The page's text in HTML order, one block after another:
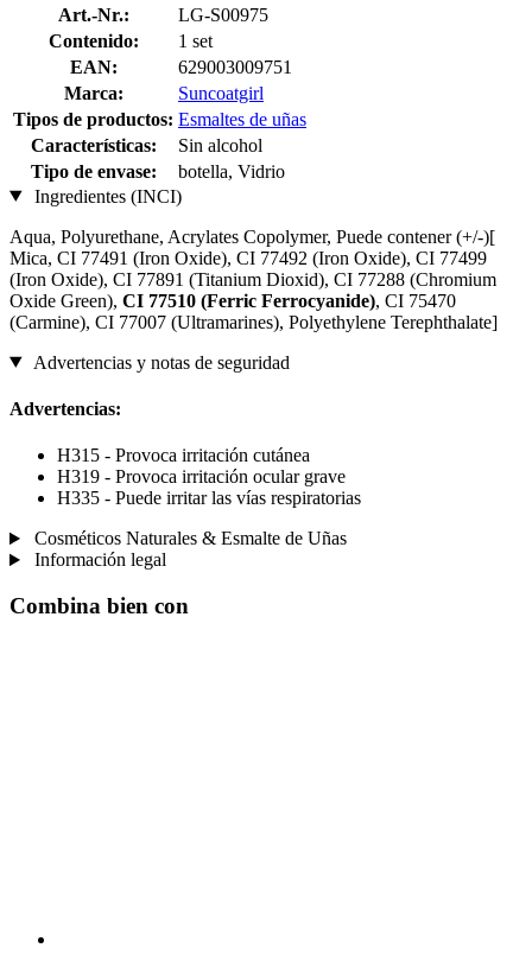
Art.-Nr.:
LG-S00975
Contenido:
1 set
EAN:
629003009751
Marca:
Suncoatgirl
Tipos de productos: Esmaltes de uñas
Características:
Sin alcohol
Tipo de envase:
botella, Vidrio
Ingredientes (INCI)
Aqua, Polyurethane, Acrylates Copolymer, Puede contener (+/-)[
Mica, CI 77491 (Iron Oxide), CI 77492 (Iron Oxide), CI 77499
(Iron Oxide), CI 77891 (Titanium Dioxid), CI 77288 (Chromium
Oxide Green), CI 77510 (Ferric Ferrocyanide), CI 75470
(Carmine), CI 77007 (Ultramarines) , Polyethylene Terephthalate]
Advertencias y notas de seguridad
Advertencias:
H315 - Provoca irritación cutánea
H319 - Provoca irritación ocular grave
H335 - Puede irritar las vías respiratorias
Cosméticos Naturales & Esmalte de Uñas
Información legal
Combina bien con